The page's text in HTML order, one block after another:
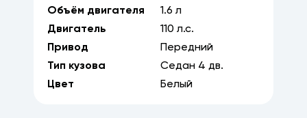
Объём двигателя
1.6 л
Двигатель
110 л.с.
Привод
Передний
Тип кузова
Седан 4 дв.
Цвет
Белый